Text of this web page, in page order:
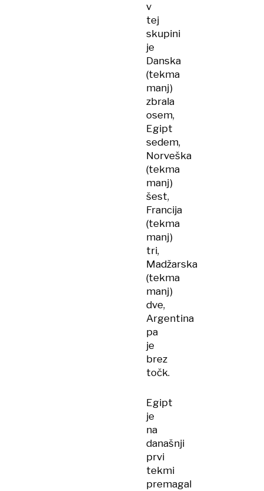
v
tej
skupini
je
Danska
(tekma
manj)
zbrala
osem,
Egipt
sedem,
Norveška
(tekma
manj)
šest,
Francija
(tekma
manj)
tri,
Madžarska
(tekma
manj)
dve,
Argentina
pa
je
brez
točk.
Egipt
je
na
današnji
prvi
tekmi
premagal